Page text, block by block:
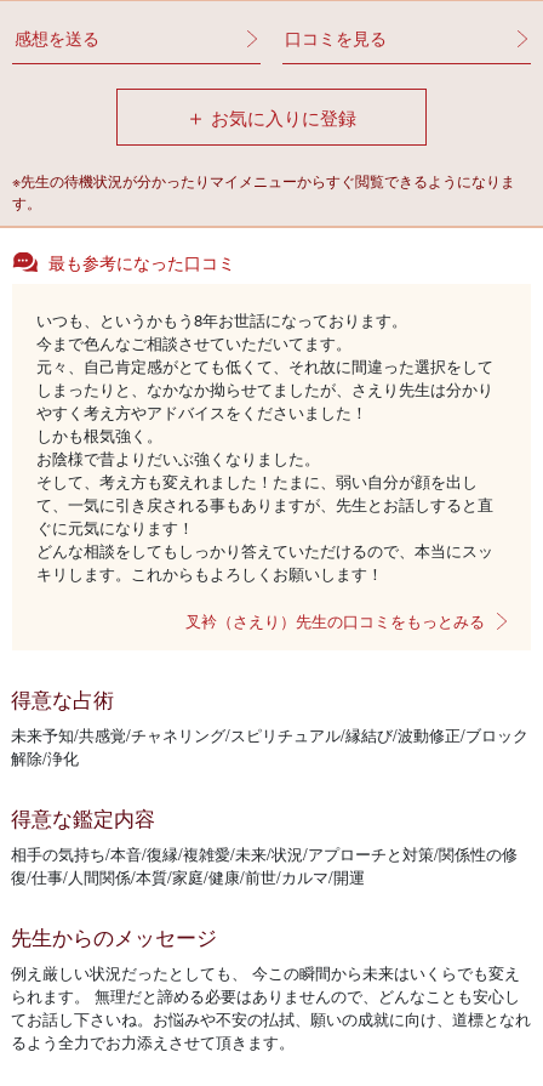
感想を送る 口コミを見る
＋ お気に入りに登録
※先生の待機状況が分かったりマイメニューからすぐ閲覧できるようになりま
す。
最も参考になった口コミ
いつも、というかもう8年お世話になっております。
今まで色んなご相談させていただいてます。
元々、自己肯定感がとても低くて、それ故に間違った選択をして
しまったりと、なかなか拗らせてましたが、さえり先生は分かり
やすく考え方やアドバイスをくださいました！
しかも根気強く。
お陰様で昔よりだいぶ強くなりました。
そして、考え方も変えれました！たまに、弱い自分が顔を出し
て、一気に引き戻される事もありますが、先生とお話しすると直
ぐに元気になります！
どんな相談をしてもしっかり答えていただけるので、本当にスッ
キリします。これからもよろしくお願いします！
叉衿（さえり）先生の口コミをもっとみる
得意な占術
未来予知/共感覚/チャネリング/スピリチュアル/縁結び/波動修正/ブロック
解除/浄化
得意な鑑定内容
相手の気持ち/本音/復縁/複雑愛/未来/状況/アプローチと対策/関係性の修
復/仕事/人間関係/本質/家庭/健康/前世/カルマ/開運
先生からのメッセージ
例え厳しい状況だったとしても、 今この瞬間から未来はいくらでも変え
られます。 無理だと諦める必要はありませんので、どんなことも安心し
てお話し下さいね。お悩みや不安の払拭、願いの成就に向け、道標となれ
るよう全力でお力添えさせて頂きます。